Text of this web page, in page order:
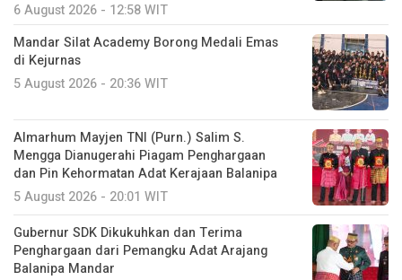
6 August 2026 - 12:58 WIT
Mandar Silat Academy Borong Medali Emas
di Kejurnas
5 August 2026 - 20:36 WIT
Almarhum Mayjen TNI (Purn.) Salim S.
Mengga Dianugerahi Piagam Penghargaan
dan Pin Kehormatan Adat Kerajaan Balanipa
5 August 2026 - 20:01 WIT
Gubernur SDK Dikukuhkan dan Terima
Penghargaan dari Pemangku Adat Arajang
Balanipa Mandar